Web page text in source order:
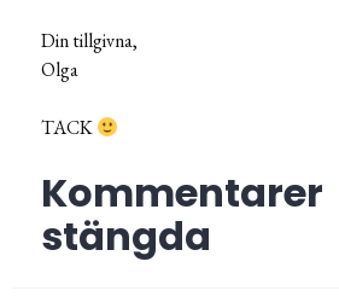
Din tillgivna,
Olga
TACK
Kommentarer
stängda